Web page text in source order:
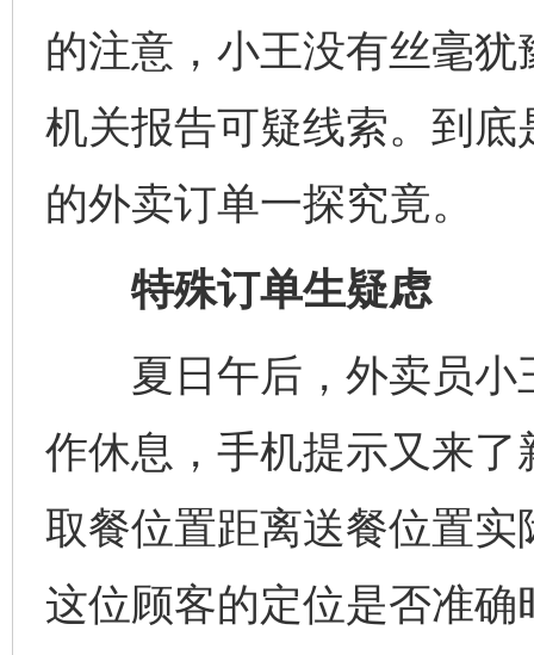
的注意，小王没有丝毫
机关报告可疑线索。到
的外卖订单一探究竟。
特殊订单生疑虑
夏日午后，外卖员小
作休息，手机提示又来
取餐位置距离送餐位置
这位顾客的定位是否准